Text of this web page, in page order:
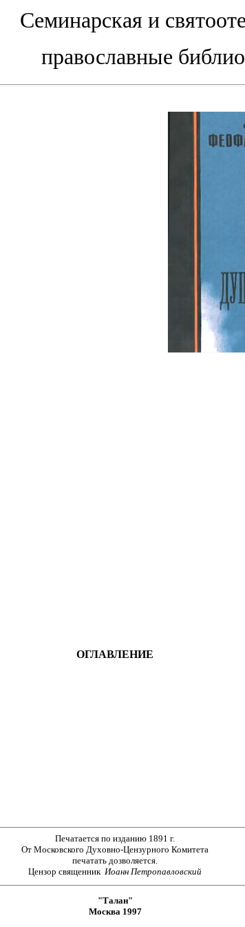
Семинарская и
православные
ОГЛАВЛЕНИЕ
Печатается по изданию 1891 г.
От Московского Духовно-Цензурного Комитета
печатать дозволяется.
Цензор священник Иоанн Петропавловский
"Талан"
Москва 1997